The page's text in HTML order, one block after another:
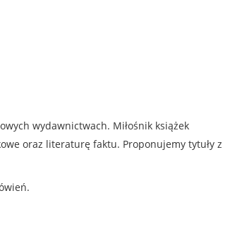
wydawnictwach. Miłośnik książek
oraz literaturę faktu. Proponujemy tytuły z